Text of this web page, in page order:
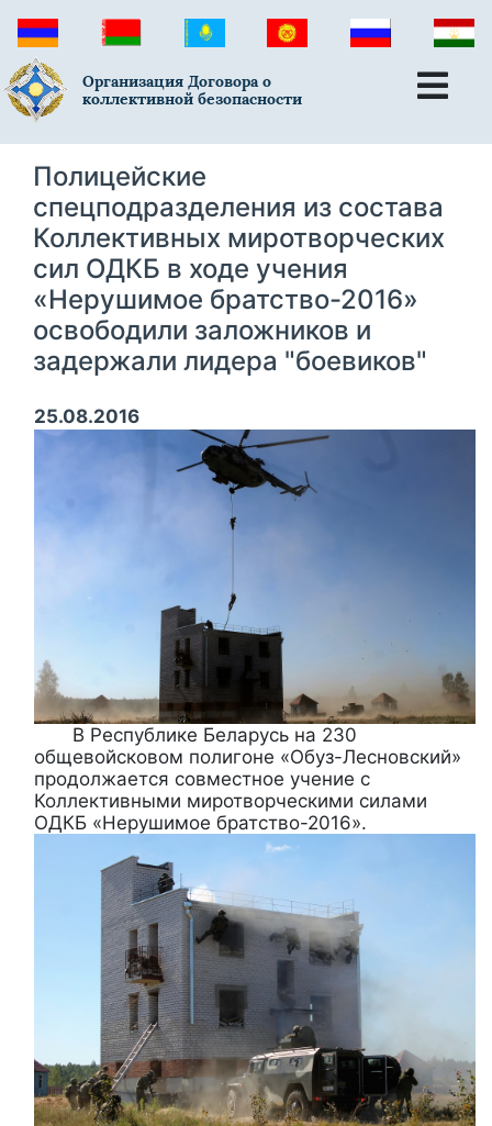
Организация Договора о
коллективной безопасности
Полицейские
спецподразделения из состава
Коллективных миротворческих
сил ОДКБ в ходе учения
«Нерушимое братство-2016»
освободили заложников и
задержали лидера "боевиков"
25.08.2016
В Республике Беларусь на 230
общевойсковом полигоне «Обуз-Лесновский»
продолжается совместное учение с
Коллективными миротворческими силами
ОДКБ «Нерушимое братство-2016».